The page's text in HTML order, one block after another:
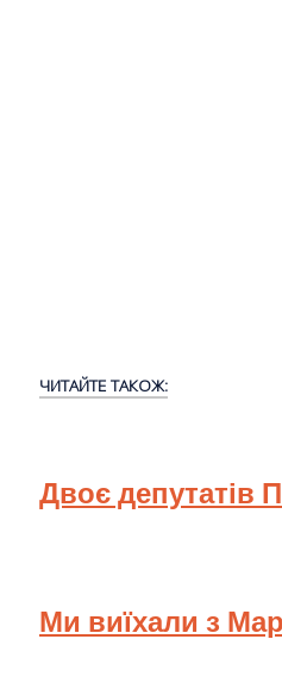
ЧИТАЙТЕ ТАКОЖ:
Двоє депутатів
Ми виїхали з